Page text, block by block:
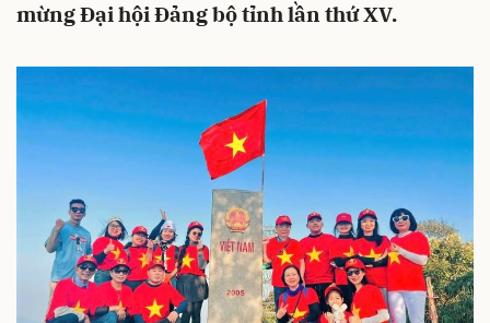
mừng Đại hội Đảng bộ tỉnh lần thứ XV.